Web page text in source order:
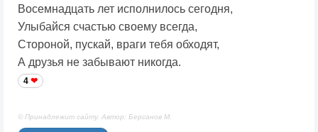
Восемнадцать лет исполнилось сегодня,
Улыбайся счастью своему всегда,
Стороной, пускай, враги тебя обходят,
А друзья не забывают никогда.
4
© Принадлежит сайту. Автор: Берсанов М.